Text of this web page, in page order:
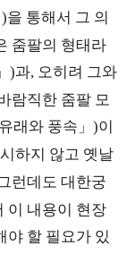
)을 통해서 그 의
줌팔의 형태라
)과, 오히려 그와
람직한 줌팔 모
래와 풍속 」 )이
하지 않고 옛날
런데도 대한궁
이 내용이 현장
야 할 필요가 있